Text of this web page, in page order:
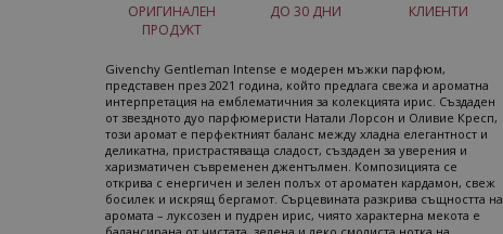
ОРИГИНАЛЕН
ПРОДУКТ
ДО 30 ДНИ
КЛИЕНТИ
Givenchy Gentleman Intense е модерен мъжки парфюм,
представен през 2021 година, който предлага свежа и ароматна
интерпретация на емблематичния за колекцията ирис. Създаден
от звездното дуо парфюмеристи Натали Лорсон и Оливие Кресп,
този аромат е перфектният баланс между хладна елегантност и
деликатна, пристрастяваща сладост, създаден за уверения и
харизматичен съвременен джентълмен. Композицията се
открива с енергичен и зелен полъх от ароматен кардамон, свеж
босилек и искрящ бергамот. Сърцевината разкрива същността на
аромата – луксозен и пудрен ирис, чиято характерна мекота е